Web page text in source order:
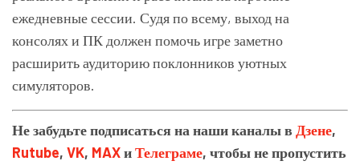
ежедневные сессии. Судя по всему, выход на
консолях и ПК должен помочь игре заметно
расширить аудиторию поклонников уютных
симуляторов.
Не забудьте подписаться на наши каналы в Дзене,
Rutube, VK, MAXиТелеграме, чтобы не пропустить